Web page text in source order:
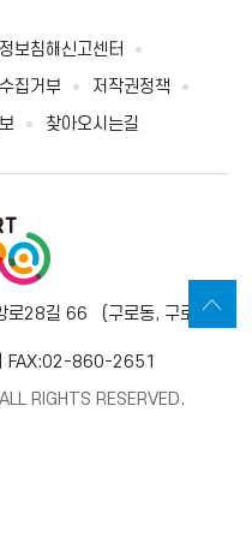
보침해신고센터
집거부
저작권정책
찾아오시는길
28길 66 （구로동, 구로보건
FAX:02-860-2651
RIGHTS RESERVED.